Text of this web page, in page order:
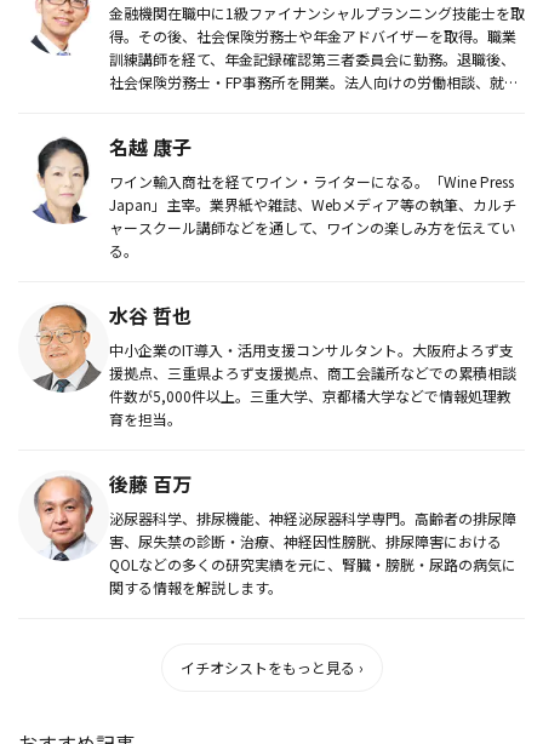
金融機関在職中に1級ファイナンシャルプランニング技能士を取
得。その後、社会保険労務士や年金アドバイザーを取得。職業
訓練講師を経て、年金記録確認第三者委員会に勤務。退職後、
社会保険労務士・FP事務所を開業。法人向けの労働相談、就業
名越 康子
ワイン輸入商社を経てワイン・ライターになる。「Wine Press
Japan」主宰。業界紙や雑誌、Webメディア等の執筆、カルチ
ャースクール講師などを通して、ワインの楽しみ方を伝えてい
る。
水谷 哲也
中小企業のIT導入・活用支援コンサルタント。大阪府よろず支
援拠点、三重県よろず支援拠点、商工会議所などでの累積相談
件数が5,000件以上。三重大学、京都橘大学などで情報処理教
育を担当。
後藤 百万
泌尿器科学、排尿機能、神経泌尿器科学専門。高齢者の排尿障
害、尿失禁の診断・治療、神経因性膀胱、排尿障害における
QOLなどの多くの研究実績を元に、腎臓・膀胱・尿路の病気に
関する情報を解説します。
イチオシストをもっと見る ›